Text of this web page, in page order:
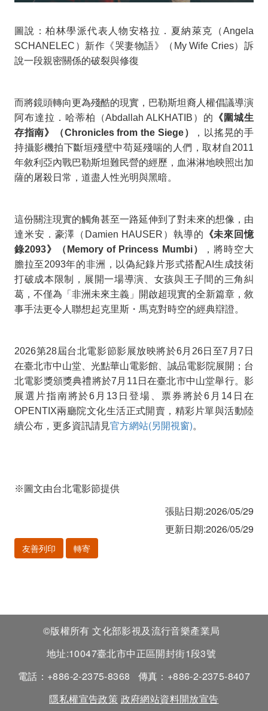
圖說：柏林學派代表人物安格拉．夏納萊克（Angela
SCHANELEC）新作《哭妻物語》（My Wife Cries）訴
說一段親密關係的破裂與修復
而將鏡頭轉向更為殘酷的現實，巴勒斯坦裔人權倡議導演
阿布達拉．哈蒂柏（Abdallah ALKHATIB ）的
《圍城生
存指南》（Chronicles from the Siege）
，以搖晃的手
持攝影機拍下斷垣殘壁中苟延殘喘的人們，取材自 2011
年敘利亞內戰巴勒斯坦難民營的經歷，血淋淋地映照出加
薩的屠殺日常，道盡人性光明與黑暗。
這份關注現實的觸角甚至一路延伸到了對未來的想像，由
達米安．豪澤（ Damien HAUSER ）執導的 《未來回憶
錄2093》（ Memory of Princess Mumbi）
，將時空大
膽拉至2093年的非洲，以偽紀錄片形式搭配AI 生成技術
打破成本限制，展開一場導演、女孩與王子間的三角糾
葛，不僅為「非洲未來主義」開啟超現實的全新篇章，敘
事手法更令人聯想起克里斯・馬克對時空的經典辯證。
2026第28屆台北電影節影展放映將於6月 26日至7 月7 日
在臺北市中山堂、光點華山電影館、誠品電影院展開；台
北電影獎頒獎典禮將於7 月 11 日在臺北市中山堂舉行。影
展選片指南將於6 月 13 日登場、票券將於6 月 14 日在
OPENTIX兩廳院文化生活正式開賣，精彩片單與活動陸
續公布，更多資訊請見官方網站(另開視窗)。
※圖文由台北電影節提供
張貼日期:2026/05/29
更新日期:2026/05/29
友善列印 轉寄
©版權所有 文化部影視及流行音樂產業局
地址:10047臺北市中正區開封街1段3號
電話：+886-2-2375-8368
傳真：+886-2-2375-8407
隱私權宣告政策 政府網站資料開放宣告